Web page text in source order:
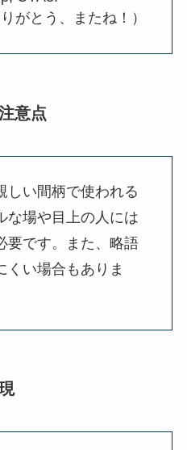
がとう、またね！）
意点
しい間柄で使われる
な場や目上の人には
要です。また、略語
くい場合もありま